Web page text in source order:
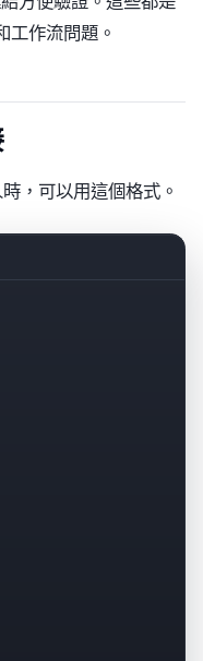
工作流問題。
，可以用這個格式。